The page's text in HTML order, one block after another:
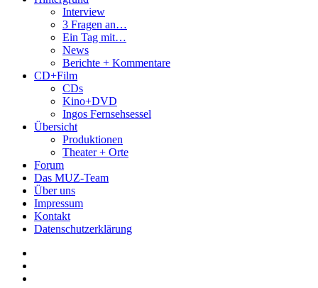
Interview
3 Fragen an…
Ein Tag mit…
News
Berichte + Kommentare
CD+Film
CDs
Kino+DVD
Ingos Fernsehsessel
Übersicht
Produktionen
Theater + Orte
Forum
Das MUZ-Team
Über uns
Impressum
Kontakt
Datenschutzerklärung